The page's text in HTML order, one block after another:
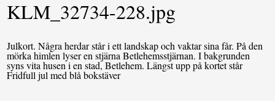
KLM_32734-228.jpg
Julkort. Några herdar står i ett landskap och vaktar sina får. På den
mörka himlen lyser en stjärna Betlehemsstjärnan. I bakgrunden
syns vita husen i en stad, Betlehem. Längst upp på kortet står
Fridfull jul med blå bokstäver